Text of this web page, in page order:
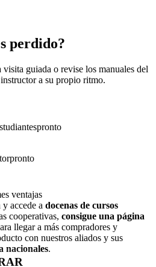
perdido?
visita guiada o revise los manuales del
a su propio ritmo.
pronto
pronto
ventajas
accede a docenas de cursos
cooperativas, consigue una página
llegar a más compradores y
con nuestros aliados y sus
nacionales.